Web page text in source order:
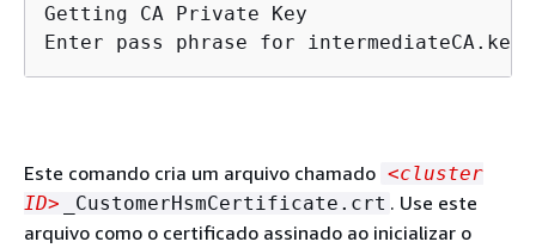
Getting CA Private Key
Enter pass phrase for intermediateCA.key:
Este comando cria um arquivo chamado <cluster
ID>
_CustomerHsmCertificate.crt . Use este
arquivo como o certificado assinado ao inicializar o